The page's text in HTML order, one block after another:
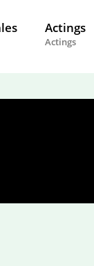
Actings
Actings